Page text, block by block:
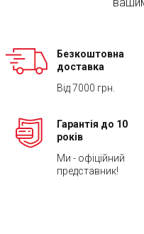
Безкоштовна
доставка
Від 7000 грн.
Гарантія до 10
років
Ми - офіційний
представник!